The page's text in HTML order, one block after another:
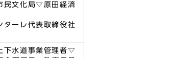
民文化局▽原田経済
ーレ代表取締役社
下水道事業管理者▽